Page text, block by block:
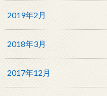
2019年2月
2018年3月
2017年12月